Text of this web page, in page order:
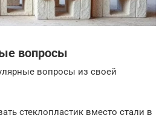
вопросы
вопросы из своей
стеклопластик вместо стали в